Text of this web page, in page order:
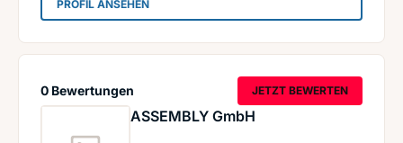
PROFIL ANSEHEN: Blanke Bauelemente
ASSEMBLY GmbH
0 Bewertungen JETZT BEWERTEN